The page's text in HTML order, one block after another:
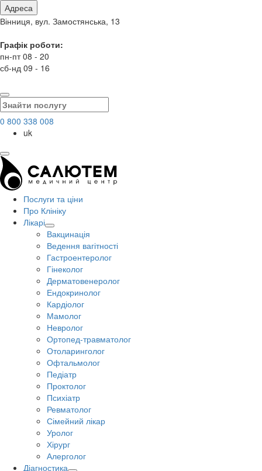
Адреса
Вінниця, вул. Замостянська, 13
Графік роботи:
пн-пт 08 - 20
сб-нд 09 - 16
0 800 338 008
uk
Послуги та ціни
Про Клініку
Лікарі
Вакцинація
Ведення вагітності
Гастроентеролог
Гінеколог
Дерматовенеролог
Ендокринолог
Кардіолог
Мамолог
Невролог
Ортопед-травматолог
Отоларинголог
Офтальмолог
Педіатр
Проктолог
Психіатр
Ревматолог
Сімейний лікар
Уролог
Хірург
Алерголог
Діагностика